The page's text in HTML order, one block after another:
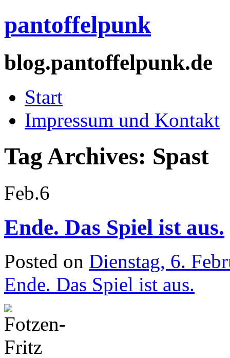
pantoffelpunk
blog.pantoffelpunk.de
Start
Impressum und Kontakt
Tag Archives: Spast
Feb.6
Ende. Das Spiel ist aus.
Posted on Dienstag, 6.
Ende. Das Spiel ist aus.